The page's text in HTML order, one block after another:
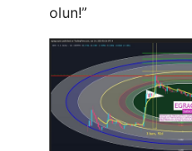
olun!”